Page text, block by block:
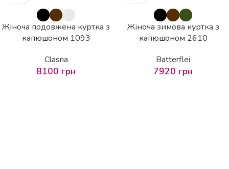
Жіноча подовжена куртка з
капюшоном 1093
Clasna
8100 грн
Жіноча зимова куртка з
капюшоном 2610
Batterflei
7920 грн